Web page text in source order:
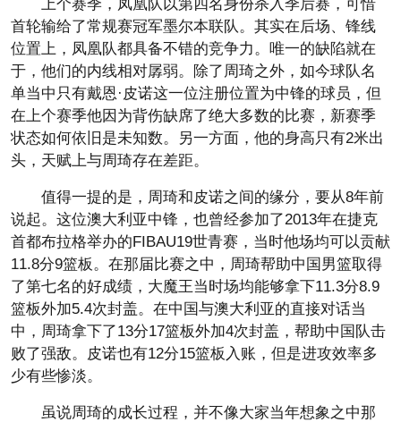
上个赛季，凤凰队以第四名身份杀入季后赛，可惜
首轮输给了常规赛冠军墨尔本联队。其实在后场、锋线
位置上，凤凰队都具备不错的竞争力。唯一的缺陷就在
于，他们的内线相对孱弱。除了周琦之外，如今球队名
单当中只有戴恩·皮诺这一位注册位置为中锋的球员，但
在上个赛季他因为背伤缺席了绝大多数的比赛，新赛季
状态如何依旧是未知数。另一方面，他的身高只有2米出
头，天赋上与周琦存在差距。
值得一提的是，周琦和皮诺之间的缘分，要从8年前
说起。这位澳大利亚中锋，也曾经参加了2013年在捷克
首都布拉格举办的FIBAU19世青赛，当时他场均可以贡献
11.8分9篮板。在那届比赛之中，周琦帮助中国男篮取得
了第七名的好成绩，大魔王当时场均能够拿下11.3分8.9
篮板外加5.4次封盖。在中国与澳大利亚的直接对话当
中，周琦拿下了13分17篮板外加4次封盖，帮助中国队击
败了强敌。皮诺也有12分15篮板入账，但是进攻效率多
少有些惨淡。
虽说周琦的成长过程，并不像大家当年想象之中那